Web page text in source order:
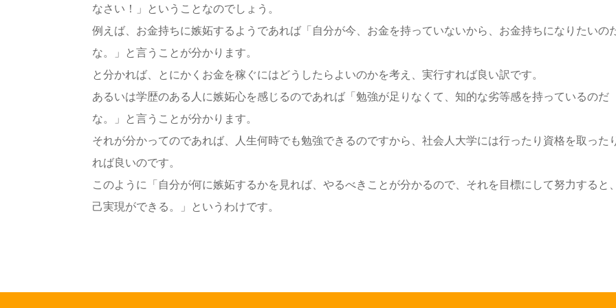
なさい！」ということなのでしょう。
例えば、お金持ちに嫉妬するようであれば「自分が今、お金を持っていないから、お金持ちになりたいの
な。」と言うことが分かります。
と分かれば、とにかくお金を稼ぐにはどうしたらよいのかを考え、実行すれば良い訳です。
あるいは学歴のある人に嫉妬心を感じるのであれば「勉強が足りなくて、知的な劣等感を持っているのだ
な。」と言うことが分かります。
それが分かってのであれば、人生何時でも勉強できるのですから、社会人大学には行ったり資格を取った
れば良いのです。
このように「自分が何に嫉妬するかを見れば、やるべきことが分かるので、それを目標にして努力すると
己実現ができる。」というわけです。